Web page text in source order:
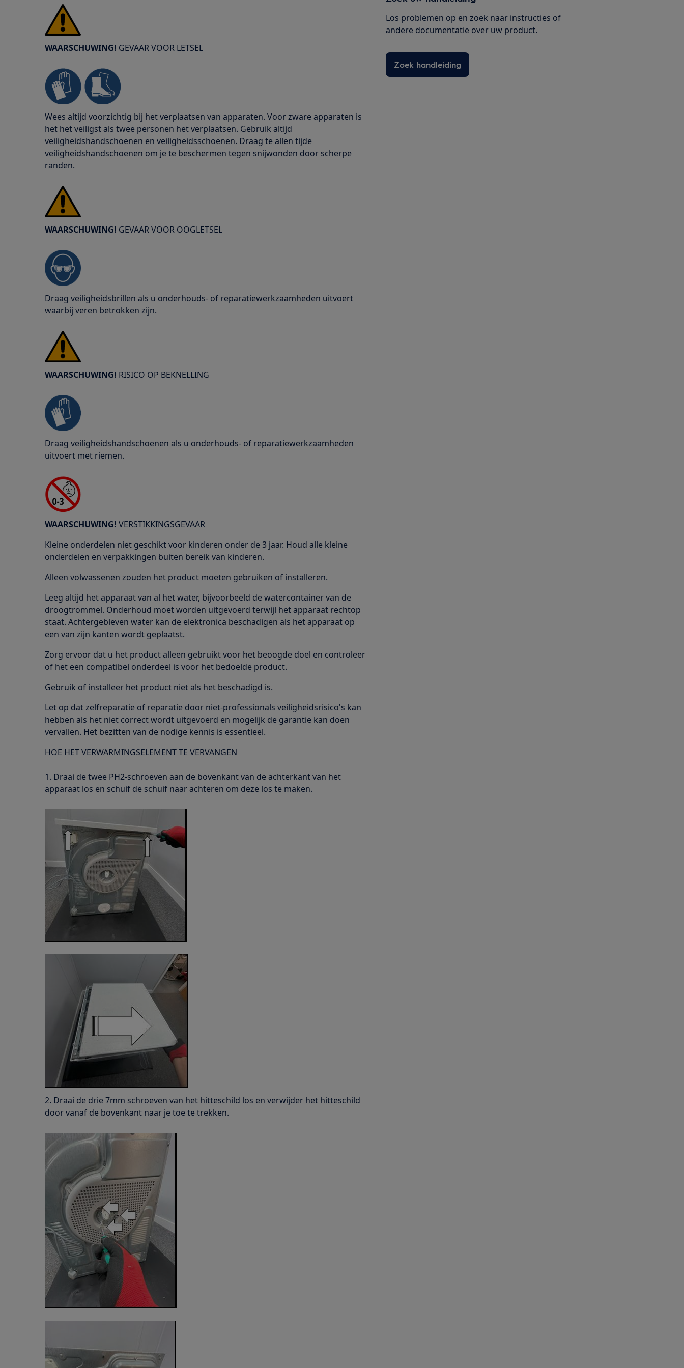
WAARSCHUWING! GEVAAR VOOR LETSEL
Wees altijd voorzichtig bij het verplaatsen van apparaten. Voor zware apparaten is
het het veiligst als twee personen het verplaatsen. Gebruik altijd
veiligheidshandschoenen en veiligheidsschoenen. Draag te allen tijde
veiligheidshandschoenen om je te beschermen tegen snijwonden door scherpe
randen.
WAARSCHUWING! GEVAAR VOOR OOGLETSEL
Draag veiligheidsbrillen als u onderhouds- of reparatiewerkzaamheden uitvoert
waarbij veren betrokken zijn.
WAARSCHUWING! RISICO OP BEKNELLING
Draag veiligheidshandschoenen als u onderhouds- of reparatiewerkzaamheden
uitvoert met riemen.
WAARSCHUWING! VERSTIKKINGSGEVAAR
Kleine onderdelen niet geschikt voor kinderen onder de 3 jaar. Houd alle kleine
onderdelen en verpakkingen buiten bereik van kinderen.
Alleen volwassenen zouden het product moeten gebruiken of installeren.
Leeg altijd het apparaat van al het water, bijvoorbeeld de watercontainer van de
droogtrommel. Onderhoud moet worden uitgevoerd terwijl het apparaat rechtop
staat. Achtergebleven water kan de elektronica beschadigen als het apparaat op
een van zijn kanten wordt geplaatst.
Zorg ervoor dat u het product alleen gebruikt voor het beoogde doel en controleer
of het een compatibel onderdeel is voor het bedoelde product.
Gebruik of installeer het product niet als het beschadigd is.
Let op dat zelfreparatie of reparatie door niet-professionals veiligheidsrisico's kan
hebben als het niet correct wordt uitgevoerd en mogelijk de garantie kan doen
vervallen. Het bezitten van de nodige kennis is essentieel.
HOE HET VERWARMINGSELEMENT TE VERVANGEN
1. Draai de twee PH2-schroeven aan de bovenkant van de achterkant van het
apparaat los en schuif de schuif naar achteren om deze los te maken.
2. Draai de drie 7mm schroeven van het hitteschild los en verwijder het hitteschild
door vanaf de bovenkant naar je toe te trekken.
Los problemen op en zoek naar instructies of
andere documentatie over uw product.
Zoek handleiding